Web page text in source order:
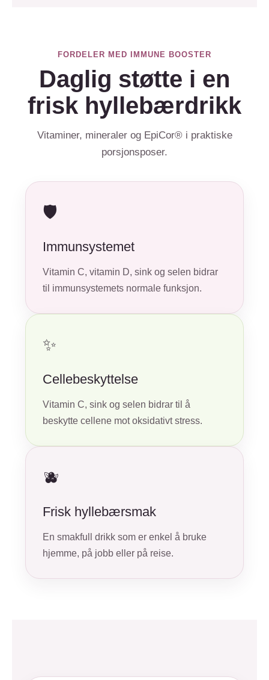
FORDELER MED IMMUNE BOOSTER
Daglig støtte i en
frisk hyllebærdrikk
Vitaminer, mineraler og EpiCor® i praktiske
porsjonsposer.
🛡️
Immunsystemet
Vitamin C, vitamin D, sink og selen bidrar
til immunsystemets normale funksjon.
✨
Cellebeskyttelse
Vitamin C, sink og selen bidrar til å
beskytte cellene mot oksidativt stress.
🫐
Frisk hyllebærsmak
En smakfull drikk som er enkel å bruke
hjemme, på jobb eller på reise.